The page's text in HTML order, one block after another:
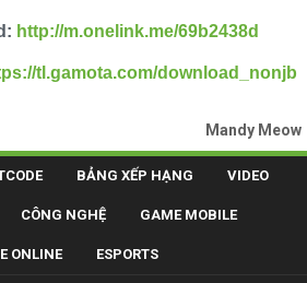
http://m.onelink.me/69b2438d
tl.gamota.com/download_nonjb
Mandy Meow
BẢNG XẾP HẠNG VIDEO
CÔNG NGHỆ GAME MOBILE
ONLINE ESPORTS